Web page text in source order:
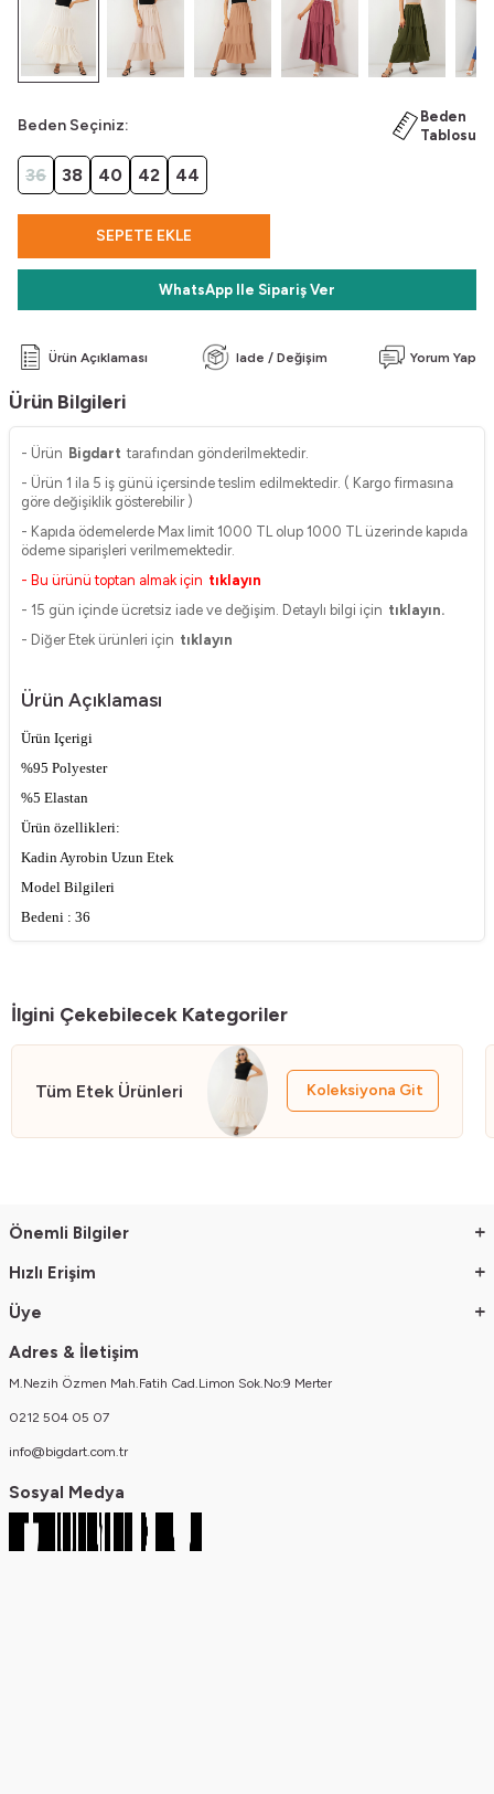
Beden Seçiniz:
Beden
Tablosu
36 38 40 42 44
SEPETE EKLE
WhatsApp Ile Sipariş Ver
Ürün Açıklaması Iade / Değişim Yorum Yap
Ürün Bilgileri
- Ürün Bigdart tarafından gönderilmektedir.
- Ürün 1 ila 5 iş günü içersinde teslim edilmektedir. ( Kargo firmasına
göre değişiklik gösterebilir )
- Kapıda ödemelerde Max limit 1000 TL olup 1000 TL üzerinde kapıda
ödeme siparişleri verilmemektedir.
- Bu ürünü toptan almak için tıklayın
- 15 gün içinde ücretsiz iade ve değişim. Detaylı bilgi için tıklayın.
- Diğer Etek ürünleri için tıklayın
Ürün Açıklaması
Ürün Içerigi
%95 Polyester
%5 Elastan
Ürün özellikleri:
Kadin Ayrobin Uzun Etek
Model Bilgileri
Bedeni : 36
Ürün Boyu:90cm
İlgini Çekebilecek Kategoriler
Tüm Etek Ürünleri Koleksiyona Git
Önemli Bilgiler
Hızlı Erişim
Üye
Adres & İletişim
M.Nezih Özmen Mah.Fatih Cad.Limon Sok.No:9 Merter
0212 504 05 07
info@bigdart.com.tr
Sosyal Medya